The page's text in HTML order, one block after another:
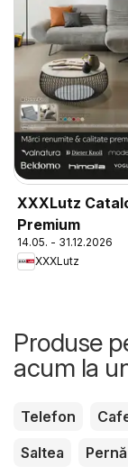
XXXLutz
Premium
14.05. - 31.12.2026
XXXLutz
Produse
acum la
Telefon
Saltea
Pernă